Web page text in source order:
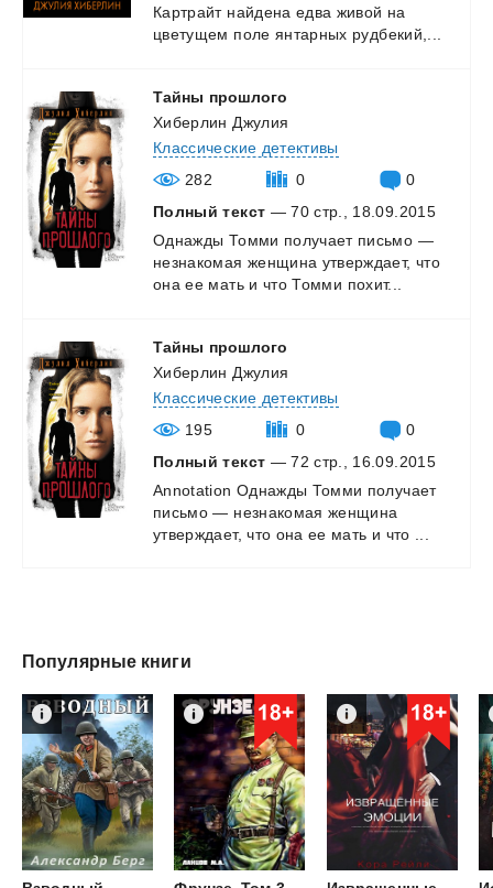
Картрайт найдена едва живой на
цветущем поле янтарных рудбекий,...
Тайны прошлого
Хиберлин Джулия
Классические детективы
282
0
0
Полный текст — 70 стр., 18.09.2015
Однажды Томми получает письмо —
незнакомая женщина утверждает, что
она ее мать и что Томми похит...
Тайны прошлого
Хиберлин Джулия
Классические детективы
195
0
0
Полный текст — 72 стр., 16.09.2015
Annotation Однажды Томми получает
письмо — незнакомая женщина
утверждает, что она ее мать и что
Популярные книги